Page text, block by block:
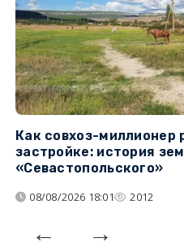
Как совхоз-миллионер
застройке: история
«Севастопольского»
08/08/2026 18:01 2012